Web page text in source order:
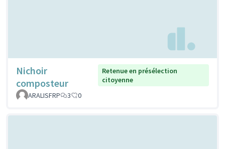
Nichoir
composteur
Retenue en présélection
citoyenne
ARALISFRP
3 0